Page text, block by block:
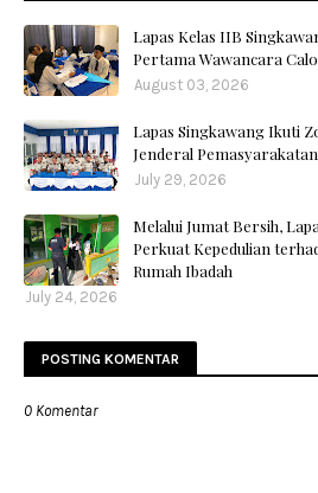
Lapas Kelas IIB
Pertama Wawancara
August 03, 2026
Lapas Singkawang Ikuti
Jenderal Pemasyarakatan
July 29, 2026
Melalui Jumat Bersih,
Perkuat Kepedulian
Rumah Ibadah
July 24, 2026
POSTING KOMENTAR
0 Komentar